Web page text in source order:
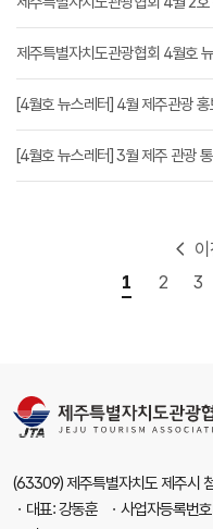
제주특별자치도관광협회 4월호
[4월호 뉴스레터] 4월 제주관광
[4월호 뉴스레터] 3월 제주 관광
1
2 3
(63309) 제주특별자치도 제주시
ㆍ대표: 강동훈 ㆍ사업자등록